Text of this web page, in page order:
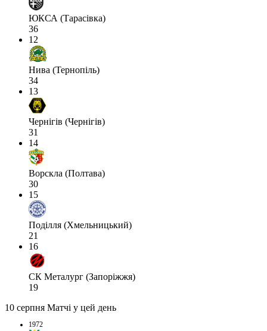
ЮКСА (Тарасівка)
36
12
Нива (Тернопіль)
34
13
Чернігів (Чернігів)
31
14
Ворскла (Полтава)
30
15
Поділля (Хмельницький)
21
16
СК Металург (Запоріжжя)
19
10 серпня Матчі у цей день
1972